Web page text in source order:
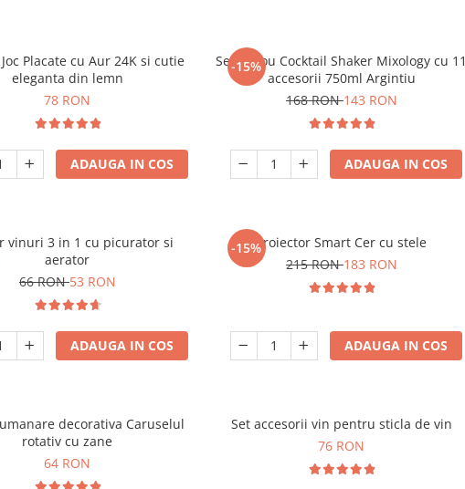
Placate cu Aur 24K si cutie
eleganta din lemn
78 RON
ADAUGA IN COS
-15%
Set cadou Cocktail Shaker Mixology cu 11
accesorii 750ml Argintiu
168 RON143 RON
ADAUGA IN COS
vinuri 3 in 1 cu picurator si
aerator
66 RON53 RON
ADAUGA IN COS
-15%Proiector Smart Cer cu stele
215 RON183 RON
ADAUGA IN COS
decorativa Caruselul
rotativ cu zane
64 RON
Set accesorii vin pentru sticla de vin
76 RON